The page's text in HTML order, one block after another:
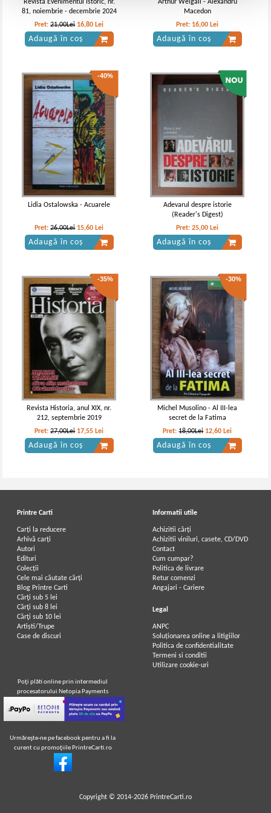
Revista Evenimentul Istoric, nr.
81, noiembrie - decembrie 2024
Pret:21,00Lei 16,80 Lei
Adaugă în coș
Arthur Weigall - Alexandru
Macedon
Pret: 16,00 Lei
Adaugă în coș
-40%
Lidia Ostalowska - Acuarele
Pret:26,00Lei 15,60 Lei
Adaugă în coș
Adevarul despre istorie
(Reader's Digest)
Pret:25,00 Lei
Adaugă în coș
-35%
Revista Historia, anul XIX, nr.
212, septembrie 2019
Pret:27,00Lei 17,55 Lei
Adaugă în coș
-30%
Michel Musolino - Al III-lea
secret de la Fatima
Pret:18,00Lei 12,60 Lei
Adaugă în coș
Printre Carti
Carți la reducere
Arhivă carți
Autori
Edituri
Colecții
Cele mai căutate cărți
Blog Printre Carti
Cărţi sub 5 lei
Cărţi sub 8 lei
Cărţi sub 10 lei
Artiști/Trupe
Case de discuri
Informatii utile
Achizitii cărți
Achizitii viniluri, casete, CD/DVD
Contact
Cum cumpar?
Politica de livrare
Retur comenzi
Angajari - Cariere
Legal
ANPC
Soluționarea online a litigiilor
Politica de confidentialitate
Termeni si conditii
Utilizare cookie-uri
Poţi plăti online prin intermediul
procesatorului Netopia Payments
Urmăreşte-ne pe facebook pentru a fi la
curent cu promoţiile PrintreCarti.ro
Copyright © 2014-2026 PrintreCarti.ro